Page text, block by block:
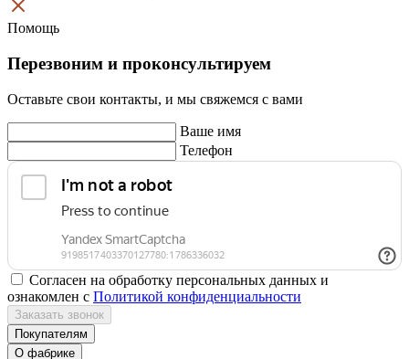
Помощь
Перезвоним и проконсультируем
Оставьте свои контакты, и мы свяжемся с вами
Ваше имя
Телефон
Согласен на обработку персональных данных и
ознакомлен с Политикой конфиденциальности
Заказать звонок
Покупателям
О фабрике